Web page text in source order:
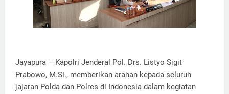
Jayapura – Kapolri Jenderal Pol. Drs. Listyo Sigit
Prabowo, M.Si., memberikan arahan kepada seluruh
jajaran Polda dan Polres di Indonesia dalam kegiatan